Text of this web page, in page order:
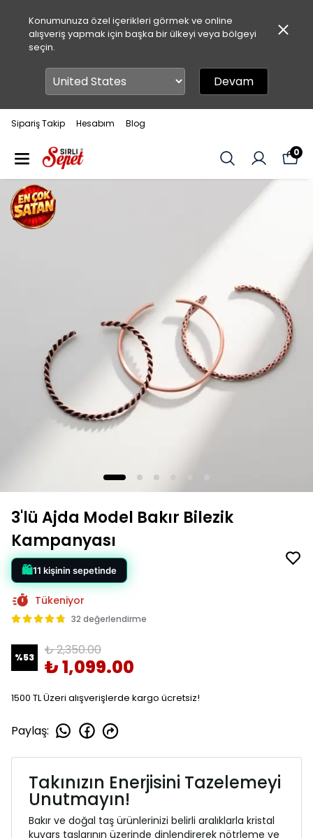
Konumunuza özel içerikleri görmek ve online
alışveriş yapmak için başka bir ülkeyi veya bölgeyi
seçin.
Devam
Sipariş Takip Hesabım Blog
0
3'lü Ajda Model Bakır Bilezik
Kampanyası
Tükeniyor
32 değerlendirme
%53 ₺ 2,350.00
₺ 1,099.00
1500 TL Üzeri alışverişlerde kargo ücretsiz!
Paylaş:
Takınızın Enerjisini Tazelemeyi
Unutmayın!
Bakır ve doğal taş ürünlerinizi belirli aralıklarla kristal
kuvars taşlarının üzerinde dinlendirerek nötrleme ve